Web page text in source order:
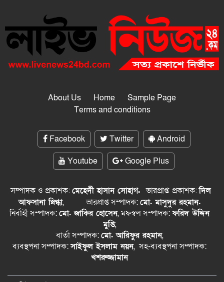
About Us Home
Sample Page
Terms and conditions
Facebook Twitter
Android
Youtube
Google Plus
সম্পাদক ও প্রকাশক:মেহেদী হাসান সোহাগ.ভারপ্রাপ্ত প্রকাশক:দিল
আফসানা স্নিগ্ধা, ভারপ্রাপ্ত সম্পাদক:মো. মাসুদুর রহমান.
নির্বাহী সম্পাদক:মো. জাকির হোসেন, মফস্বল সম্পাদক:ফরিদ উদ্দিন
মুপ্তি,
বার্তা সম্পাদক:মো. আরিফুর রহমান,
ব্যবস্থপনা সম্পাদক:সাইফুল ইসলাম নয়ন, সহ-ব্যবস্থপনা সম্পাদক:
খশরুজ্জামান